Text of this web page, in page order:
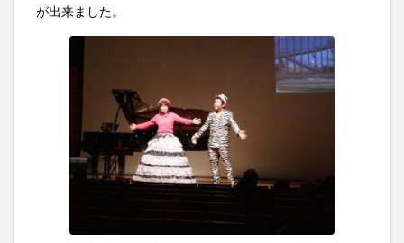
が出来ました。